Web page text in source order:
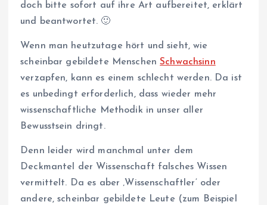
doch bitte sofort auf ihre Art aufbereitet, erklärt
und beantwortet. 🙂
Wenn man heutzutage hört und sieht, wie
scheinbar gebildete MenschenSchwachsinn
verzapfen, kann es einem schlecht werden. Da ist
es unbedingt erforderlich, dass wieder mehr
wissenschaftliche Methodik in unser aller
Bewusstsein dringt.
Denn leider wird manchmal unter dem
Deckmantel der Wissenschaft falsches Wissen
vermittelt. Da es aber ‚Wissenschaftler‘ oder
andere, scheinbar gebildete Leute (zum Beispiel